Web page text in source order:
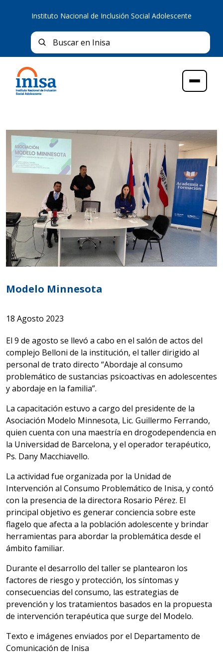
Instituto Nacional de Inclusión Social Adolescente
Buscar en Inisa
Menú
Modelo Minnesota
18 Agosto 2023
El 9 de agosto se llevó a cabo en el salón de actos del
complejo Belloni de la institución, el taller dirigido al
personal de trato directo “Abordaje al consumo
problemático de sustancias psicoactivas en adolescentes
y abordaje en la familia”.
La capacitación estuvo a cargo del presidente de la
Asociación Modelo Minnesota, Lic. Guillermo Ferrando,
quien cuenta con una maestría en drogodependencia en
la Universidad de Barcelona, y el operador terapéutico,
Ps. Dany Macchiavello.
La actividad fue organizada por la Unidad de
Intervención al Consumo Problemático de Inisa, y contó
con la presencia de la directora Rosario Pérez. El
principal objetivo es generar conciencia sobre este
flagelo que afecta a la población adolescente y brindar
herramientas para abordar la problemática desde el
ámbito familiar.
Durante el desarrollo del taller se plantearon los
factores de riesgo y protección, los síntomas y
consecuencias del consumo, las estrategias de
prevención y los tratamientos basados en la propuesta
de intervención terapéutica que surge del Modelo.
Texto e imágenes enviados por el Departamento de
Comunicación de Inisa